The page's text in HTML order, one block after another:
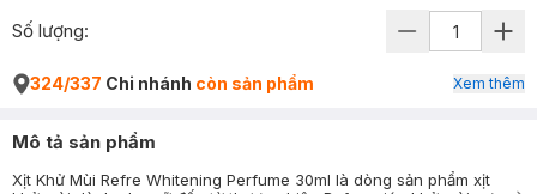
Số lượng:
324/337 Chi nhánh còn sản phẩm Xem thêm
Mô tả sản phẩm
Xịt Khử Mùi Refre Whitening Perfume 30ml là dòng sản phẩm xịt